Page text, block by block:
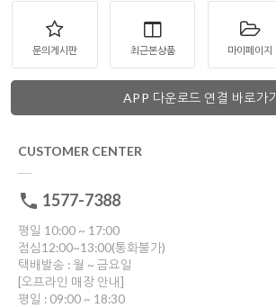
문의게시판 최근본상품 마이페이지
APP 다운로드 연결 바로가기
CUSTOMER CENTER
1577-7388
평일 10:00 ~ 17:00
점심12:00~13:00(통화불가)
택배발송 : 월 ~ 금요일
[오프라인 매장 안내]
평일 : 09:00 ~ 18:30